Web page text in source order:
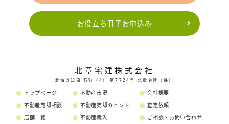
お役立ち冊子お申込み
北章宅建株式会社
北海道知事 石狩（4） 第7724号 北章宅建（株）
トップページ
不動産売却相談
店舗一覧
不動産市況
不動産売却のヒント
不動産購入
会社概要
査定依頼
ご相談・お問い合わせ